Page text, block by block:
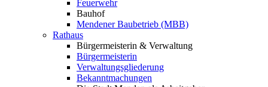
Feuerwehr
Bauhof
Mendener Baubetrieb (MBB)
Rathaus
Bürgermeisterin & Verwaltung
Bürgermeisterin
Verwaltungsgliederung
Bekanntmachungen